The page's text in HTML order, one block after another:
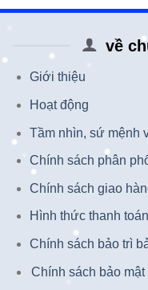
về
Giới thiệu
Hoạt động
Tầm nhìn, sứ mệnh
Chính sách phân
Chính sách giao
Hình thức thanh toán
Chính sách bảo trì
Chính sách bảo